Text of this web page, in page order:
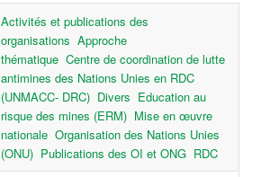
Activités et publications des
organisations Approche
thématique Centre de coordination de lutte
antimines des Nations Unies en RDC
(UNMACC- DRC) Divers Education au
risque des mines (ERM) Mise en œuvre
nationale Organisation des Nations Unies
(ONU) Publications des OI et ONG RDC